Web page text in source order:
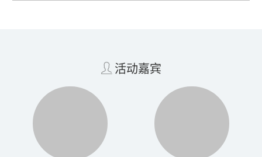
活动嘉宾